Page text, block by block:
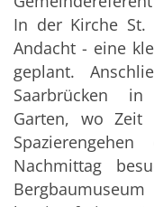
In der Kirche
Andacht - eine
geplant.
Saarbrücken in
Garten, wo Zeit
Nachmittag